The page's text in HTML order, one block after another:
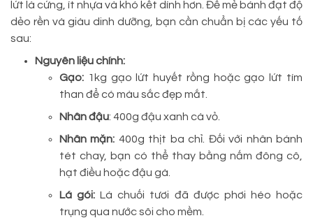
lứt là cứng, ít nhựa và khó kết dính hơn. Để mẻ bánh đạt độ
dẻo rền và giàu dinh dưỡng, bạn cần chuẩn bị các yếu tố
sau:
Nguyên liệu chính:
Gạo: 1kg gạo lứt huyết rồng hoặc gạo lứt tím
than để có màu sắc đẹp mắt.
Nhân đậu: 400g đậu xanh cà vỏ.
Nhân mặn: 400g thịt ba chỉ. Đối với nhân bánh
tét chay, bạn có thể thay bằng nấm đông cô,
hạt điều hoặc đậu gà.
Lá gói:Lá chuối tươi đã được phơi héo hoặc
trụng qua nước sôi cho mềm.